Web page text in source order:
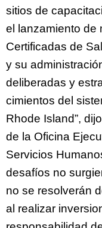
sitios de
el lanzamiento de
Certificadas de
y su
deliberadas y
cimientos del
Rhode Island”,
de la Oficina
Servicios
desafíos no
no se resolverán
al realizar